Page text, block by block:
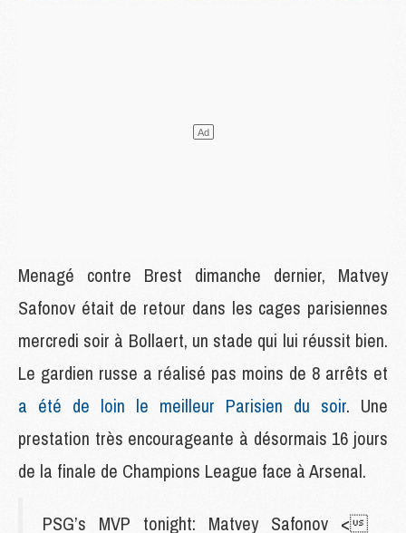
Menagé contre Brest dimanche dernier, Matvey
Safonov était de retour dans les cages parisiennes
mercredi soir à Bollaert, un stade qui lui réussit bien.
Le gardien russe a réalisé pas moins de 8 arrêts et
a été de loin le meilleur Parisien du soir. Une
prestation très encourageante à désormais 16 jours
de la finale de Champions League face à Arsenal.
PSG’s MVP tonight: Matvey Safonov <